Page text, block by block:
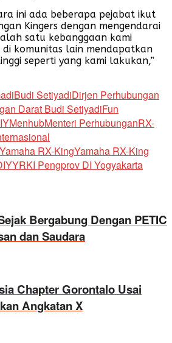
ini ada beberapa pejabat ikut
Kingers dengan mengendarai
satu kebanggaan kami
komunitas lain mendapatkan
seperti yang kami lakukan,”
Budi SetiyadiDirjen Perhubungan
Darat Budi SetiyadiFun
MenhubMenteri PerhubunganRX-
Yamaha RX-KingYamaha RX-King
YRKI Pengprov DI Yogyakarta
Bergabung Dengan PETIC
dan Saudara
Chapter Gorontalo Usai
Angkatan X